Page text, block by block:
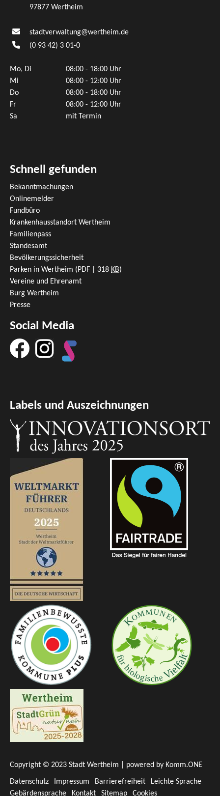
97877 Wertheim
stadtverwaltung@wertheim.de
(0 93 42) 3 01-0
Mo, Di
08:00 - 18:00 Uhr
Mi
08:00 - 12:00 Uhr
Do
08:00 - 18:00 Uhr
Fr
08:00 - 12:00 Uhr
Sa
mit Termin
Schnell gefunden
Bekanntmachungen
Onlinemelder
Fundbüro
Krankenhausstandort Wertheim
Familienpass
Standesamt
Bevölkerungssicherheit
Parken in Wertheim (PDF | 318 KB)
Vereine und Ehrenamt
Burg Wertheim
Presse
Social Media
Labels und Auszeichnungen
Copyright © 2023 Stadt Wertheim | powered by Komm.ONE
Datenschutz Impressum Barrierefreiheit
Leichte Sprache
Gebärdensprache
Kontakt Sitemap Cookies